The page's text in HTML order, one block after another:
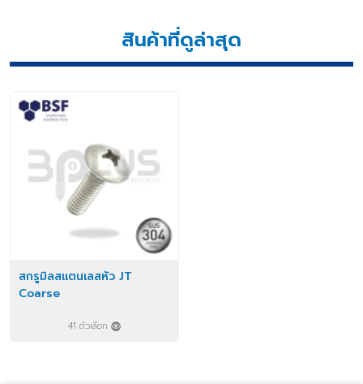
สินค้าที่ดูล่าสุด
สกรูมิลสแตนเลสหัว JT
Coarse
41 ตัวเลือก